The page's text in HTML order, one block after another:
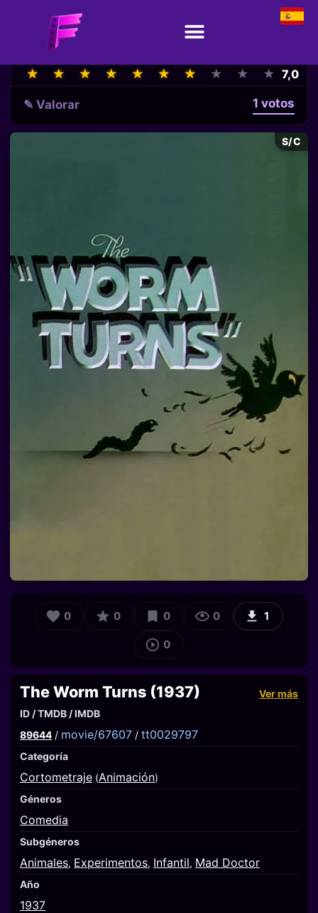
★
★ ★
★ ★
★ ★
★ ★
★ ★
★ ★
★ ★
★ ★
★ ★
★ 7,0
✎ Valorar 1 votos
S/C
0 0 0 0 1
0
The Worm Turns (1937)
Ver más
ID / TMDB / IMDB
89644 / movie/67607 / tt0029797
Categoría
Cortometraje (Animación)
Géneros
Comedia
Subgéneros
Animales, Experimentos, Infantil, Mad Doctor
Año
1937